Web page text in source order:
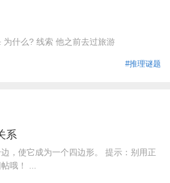
什么? 线索 他之前去过旅游
#推理谜题
系
，使它成为一个四边形。 提示：别用正
哦！ ...